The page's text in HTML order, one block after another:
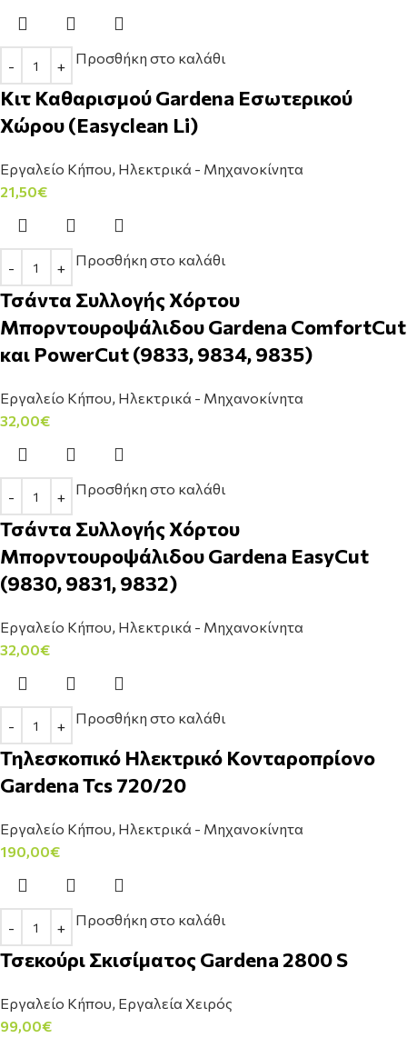
Προσθήκη στο καλάθι
Κιτ Καθαρισμού Gardena Εσωτερικού
Χώρου (Easyclean Li)
Εργαλείο Κήπου, Ηλεκτρικά - Μηχανοκίνητα
21,50€
Προσθήκη στο καλάθι
Τσάντα Συλλογής Χόρτου
Μπορντουροψάλιδου Gardena ComfortCut
και PowerCut (9833, 9834, 9835)
Εργαλείο Κήπου, Ηλεκτρικά - Μηχανοκίνητα
32,00€
Προσθήκη στο καλάθι
Τσάντα Συλλογής Χόρτου
Μπορντουροψάλιδου Gardena EasyCut
(9830, 9831, 9832)
Εργαλείο Κήπου, Ηλεκτρικά - Μηχανοκίνητα
32,00€
Προσθήκη στο καλάθι
Τηλεσκοπικό Ηλεκτρικό Κονταροπρίονο
Gardena Tcs 720/20
Εργαλείο Κήπου, Ηλεκτρικά - Μηχανοκίνητα
190,00€
Προσθήκη στο καλάθι
Τσεκούρι Σκισίματος Gardena 2800 S
Εργαλείο Κήπου, Εργαλεία Χειρός
99,00€